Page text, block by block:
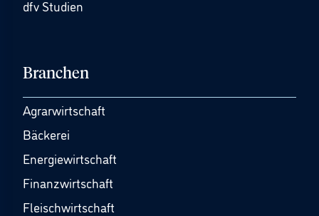
dfv Studien
Branchen
Agrarwirtschaft
Bäckerei
Energiewirtschaft
Finanzwirtschaft
Fleischwirtschaft